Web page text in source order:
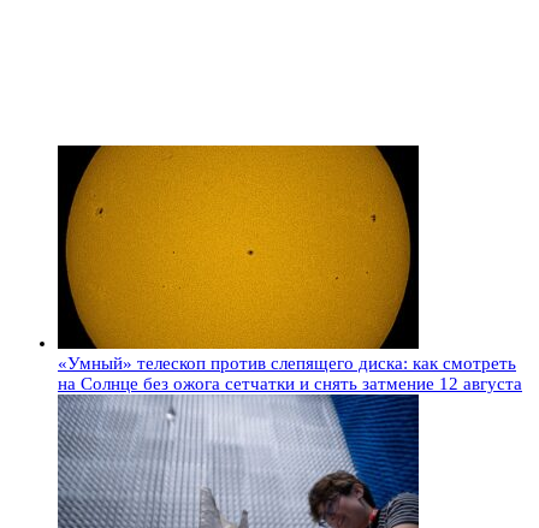
«Умный» телескоп против слепящего диска: как смотреть
на Солнце без ожога сетчатки и снять затмение 12 августа